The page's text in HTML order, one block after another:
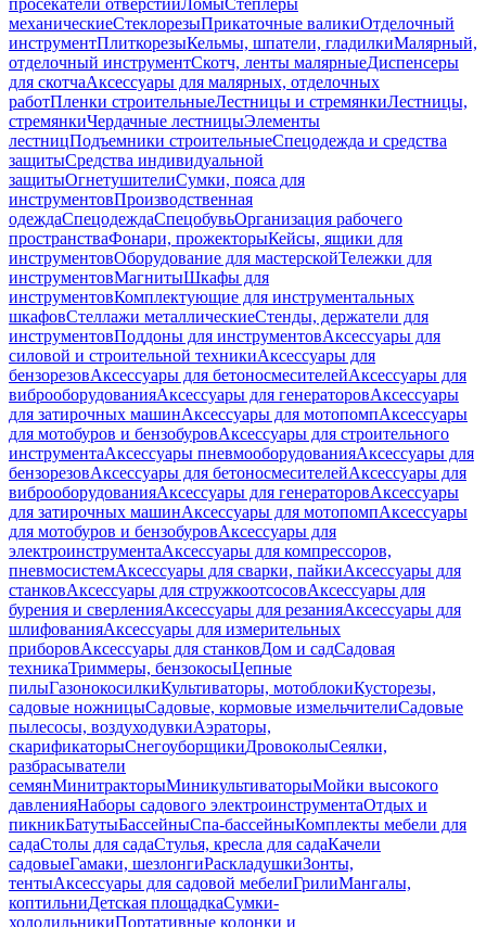
просекатели отверстийЛомыСтеплеры
механическиеСтеклорезыПрикаточные валикиОтделочный
инструментПлиткорезыКельмы, шпатели, гладилкиМалярный,
отделочный инструментСкотч, ленты малярныеДиспенсеры
для скотчаАксессуары для малярных, отделочных
работПленки строительныеЛестницы и стремянкиЛестницы,
стремянкиЧердачные лестницыЭлементы
лестницПодъемники строительныеСпецодежда и средства
защитыСредства индивидуальной
защитыОгнетушителиСумки, пояса для
инструментовПроизводственная
одеждаСпецодеждаСпецобувьОрганизация рабочего
пространстваФонари, прожекторыКейсы, ящики для
инструментовОборудование для мастерскойТележки для
инструментовМагнитыШкафы для
инструментовКомплектующие для инструментальных
шкафовСтеллажи металлическиеСтенды, держатели для
инструментовПоддоны для инструментовАксессуары для
силовой и строительной техникиАксессуары для
бензорезовАксессуары для бетоносмесителейАксессуары для
виброоборудованияАксессуары для генераторовАксессуары
для затирочных машинАксессуары для мотопомпАксессуары
для мотобуров и бензобуровАксессуары для строительного
инструментаАксессуары пневмооборудованияАксессуары для
бензорезовАксессуары для бетоносмесителейАксессуары для
виброоборудованияАксессуары для генераторовАксессуары
для затирочных машинАксессуары для мотопомпАксессуары
для мотобуров и бензобуровАксессуары для
электроинструментаАксессуары для компрессоров,
пневмосистемАксессуары для сварки, пайкиАксессуары для
станковАксессуары для стружкоотсосовАксессуары для
бурения и сверленияАксессуары для резанияАксессуары для
шлифованияАксессуары для измерительных
приборовАксессуары для станковДом и садСадовая
техникаТриммеры, бензокосыЦепные
пилыГазонокосилкиКультиваторы, мотоблокиКусторезы,
садовые ножницыСадовые, кормовые измельчителиСадовые
пылесосы, воздуходувкиАэраторы,
скарификаторыСнегоуборщикиДровоколыСеялки,
разбрасыватели
семянМинитракторыМиникультиваторыМойки высокого
давленияНаборы садового электроинструментаОтдых и
пикникБатутыБассейныСпа-бассейныКомплекты мебели для
садаСтолы для садаСтулья, кресла для садаКачели
садовыеГамаки, шезлонгиРаскладушкиЗонты,
тентыАксессуары для садовой мебелиГрилиМангалы,
коптильниДетская площадкаСумки-
холодильникиПортативные колонки и